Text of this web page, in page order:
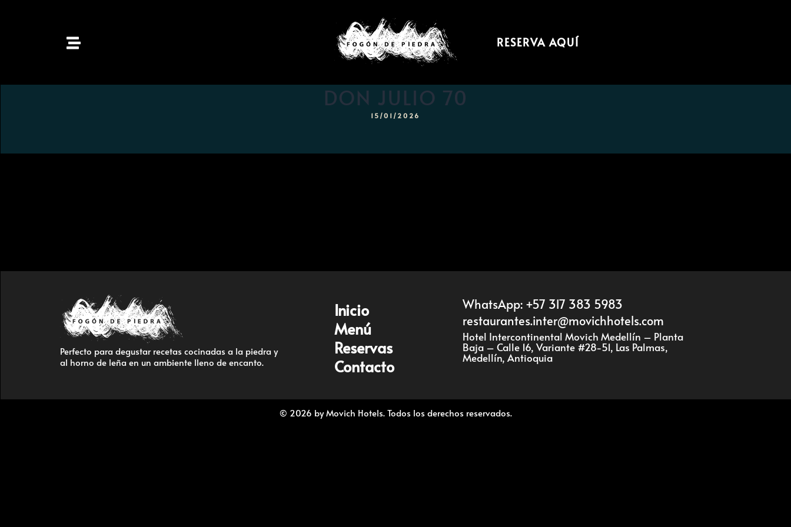
RESERVA AQUÍ
DON JULIO 70
15/01/2026
Perfecto para degustar recetas cocinadas a la piedra y
al horno de leña en un ambiente lleno de encanto.
Inicio
Menú
Reservas
Contacto
WhatsApp: +57 317 383 5983
restaurantes.inter@movichhotels.com
Hotel Intercontinental Movich Medellín – Planta
Baja – Calle 16, Variante #28-51, Las Palmas,
Medellín, Antioquia
© 2026 by Movich Hotels. Todos los derechos reservados.
Inicio
Reservas
Contacto
ES